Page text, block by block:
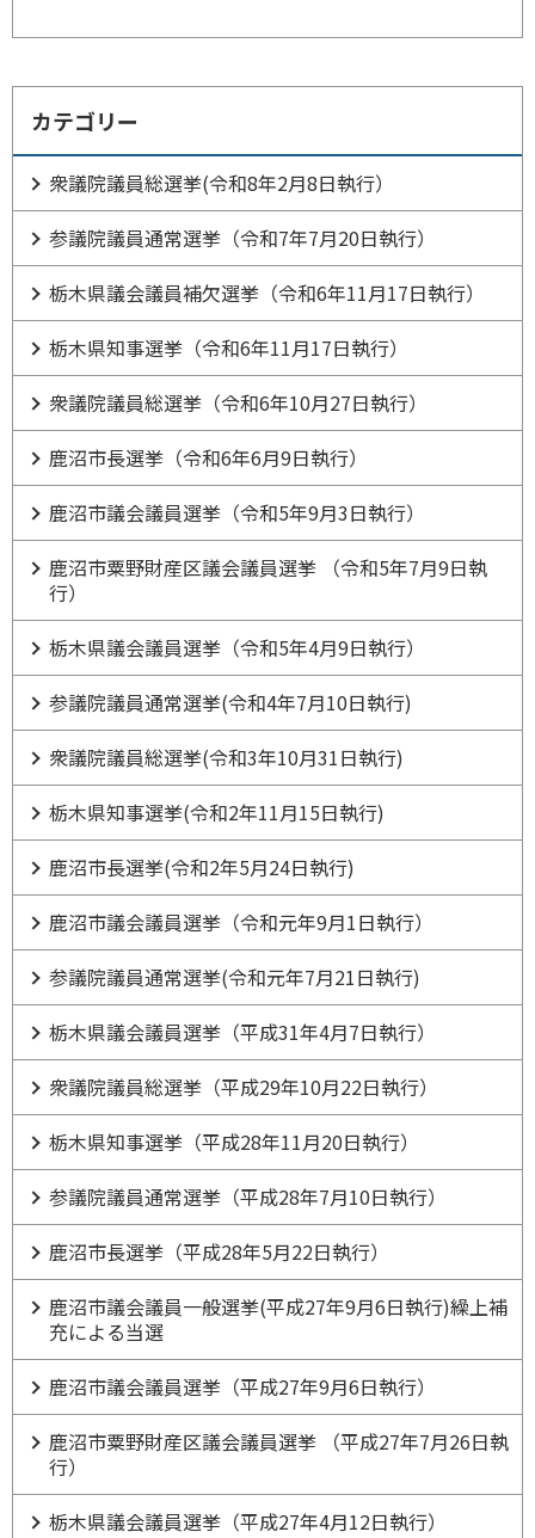
カテゴリー
衆議院議員総選挙(令和8年2月8日執行）
参議院議員通常選挙（令和7年7月20日執行）
栃木県議会議員補欠選挙（令和6年11月17日執行）
栃木県知事選挙（令和6年11月17日執行）
衆議院議員総選挙（令和6年10月27日執行）
鹿沼市長選挙（令和6年6月9日執行）
鹿沼市議会議員選挙（令和5年9月3日執行）
鹿沼市粟野財産区議会議員選挙 （令和5年7月9日執
行）
栃木県議会議員選挙（令和5年4月9日執行）
参議院議員通常選挙(令和4年7月10日執行)
衆議院議員総選挙(令和3年10月31日執行)
栃木県知事選挙(令和2年11月15日執行)
鹿沼市長選挙(令和2年5月24日執行)
鹿沼市議会議員選挙（令和元年9月1日執行）
参議院議員通常選挙(令和元年7月21日執行)
栃木県議会議員選挙（平成31年4月7日執行）
衆議院議員総選挙（平成29年10月22日執行）
栃木県知事選挙（平成28年11月20日執行）
参議院議員通常選挙（平成28年7月10日執行）
鹿沼市長選挙（平成28年5月22日執行）
鹿沼市議会議員一般選挙(平成27年9月6日執行)繰上補
充による当選
鹿沼市議会議員選挙（平成27年9月6日執行）
鹿沼市粟野財産区議会議員選挙 （平成27年7月26日執
行）
栃木県議会議員選挙（平成27年4月12日執行）